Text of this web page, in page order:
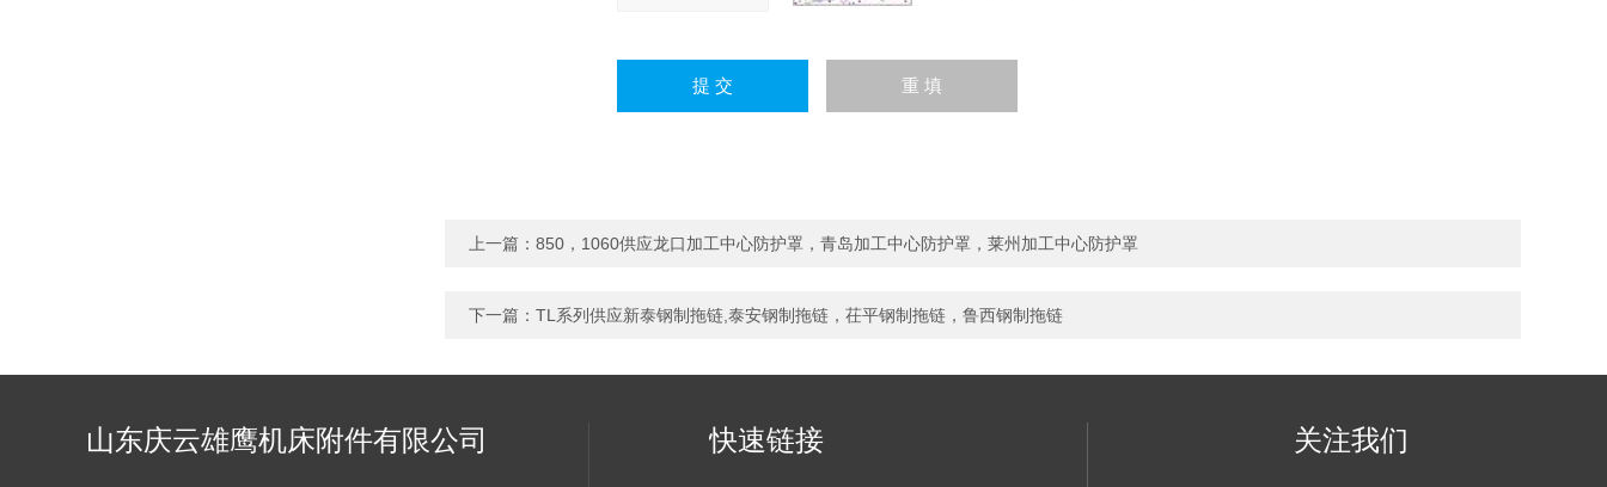
上一篇： 850，1060供应龙口加工中心防护罩，青岛加工中心防护罩，莱州加工中心防护罩
下一篇： TL系列供应新泰钢制拖链,泰安钢制拖链，茌平钢制拖链，鲁西钢制拖链
山东庆云雄鹰机床附件有限公司 快速链接 关注我们